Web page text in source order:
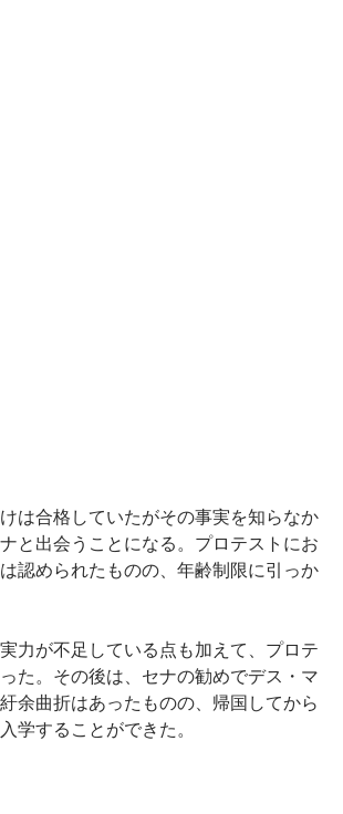
は合格していたがその事実を知らなか
と出会うことになる。プロテストにお
認められたものの、年齢制限に引っか
力が不足している点も加えて、プロテ
た。その後は、セナの勧めでデス・マ
余曲折はあったものの、帰国してから
学することができた。